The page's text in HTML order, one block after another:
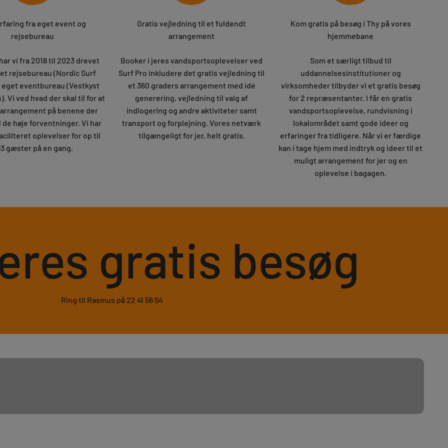
fra eget event og
rejsebureau
vi fra 2018 til 2023 drevet
rejsebureau (Nordic Surf
eget eventbureau (Vestkyst
Vi ved hvad der skal til for at
på benene der
de høje forventninger. Vi har
oplevelser for op til
gæster på en gang.
Gratis vejledning til et fuldendt
arrangement
Booker i jeres vandsportsoplevelser ved
Surf Pro inkludere det gratis vejledning til
et 360 graders arrangement med idé
generering, vejledning til valg af
indlogering og andre aktiviteter samt
transport og forplejning. Vores netværk
tilgængeligt for jer, helt gratis.
Kom gratis på besøg i Thy på vores
hjemmebane
Som et særligt tilbud til
uddannelsesinstitutioner og
virksomheder tilbyder vi et gratis besøg
for 2 repræsentanter. I får en gratis
vandsportsoplevelse, rundvisning i
lokalområdet samt gode ideer og
erfaringer fra tidligere. Når vi er færdige
kan i tage hjem med indtryk og ideer til et
muligt arrangement for jer og en
oplevelse i bagagen.
gratis besøg
Ring til Rasmus på 22 41 56 54